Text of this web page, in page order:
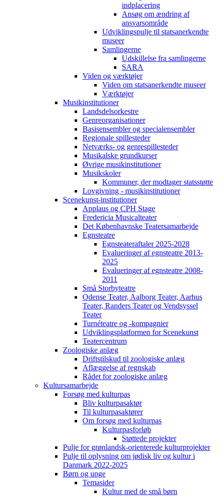
indplacering
Ansøg om ændring af
ansvarsområde
Udviklingspulje til statsanerkendte
museer
Samlingerne
Udskillelse fra samlingerne
SARA
Viden og værktøjer
Viden om statsanerkendte museer
Værktøjer
Musikinstitutioner
Landsdelsorkestre
Genreorganisationer
Basisensembler og specialensembler
Regionale spillesteder
Netværks- og genrespillesteder
Musikalske grundkurser
Øvrige musikinstitutioner
Musikskoler
Kommuner, der modtager statsstøtte
Lovgivning - musikinstitutioner
Scenekunst-institutioner
Applaus og CPH Stage
Fredericia Musicalteater
Det Københavnske Teatersamarbejde
Egnsteatre
Egnsteateraftaler 2025-2028
Evalueringer af egnsteatre 2013-
2025
Evalueringer af egnsteatre 2008-
2011
Små Storbyteatre
Odense Teater, Aalborg Teater, Aarhus
Teater, Randers Teater og Vendsyssel
Teater
Turnéteatre og -kompagnier
Udviklingsplatformen for Scenekunst
Teatercentrum
Zoologiske anlæg
Driftstilskud til zoologiske anlæg
Aflæggelse af regnskab
Rådet for zoologiske anlæg
Kultursamarbejde
Forsøg med kulturpas
Bliv kulturpasaktør
Til kulturpasaktører
Om forsøg med kulturpas
Kulturpasforløb
Støttede projekter
Pulje for grønlandsk-orienterede kulturprojekter
Pulje til oplysning om jødisk liv og kultur i
Danmark 2022-2025
Børn og unge
Temasider
Kultur med de små børn